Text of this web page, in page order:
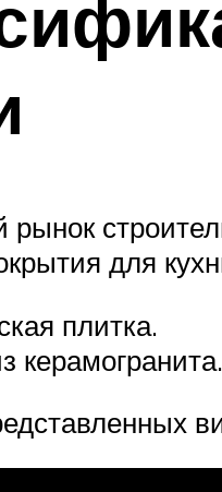
для
плитка.
керамогранита.